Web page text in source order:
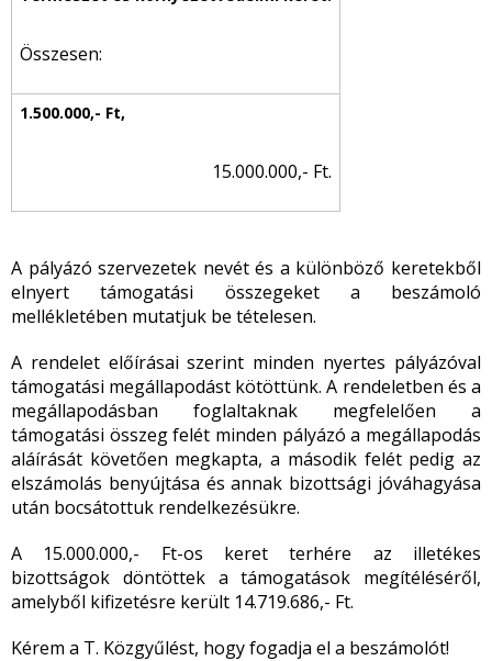
Összesen:
15.000.000,- Ft.
A pályázó szervezetek nevét és a különböző keretekből
elnyert támogatási összegeket a beszámoló
mellékletében mutatjuk be tételesen.
A rendelet előírásai szerint minden nyertes pályázóval
támogatási megállapodást kötöttünk. A rendeletben és a
megállapodásban foglaltaknak megfelelően a
támogatási összeg felét minden pályázó a megállapodás
aláírását követően megkapta, a második felét pedig az
elszámolás benyújtása és annak bizottsági jóváhagyása
után bocsátottuk rendelkezésükre.
A 15.000.000,- Ft-os keret terhére az illetékes
bizottságok döntöttek a támogatások megítéléséről,
amelyből kifizetésre került 14.719.686,- Ft.
Kérem a T. Közgyűlést, hogy fogadja el a beszámolót!